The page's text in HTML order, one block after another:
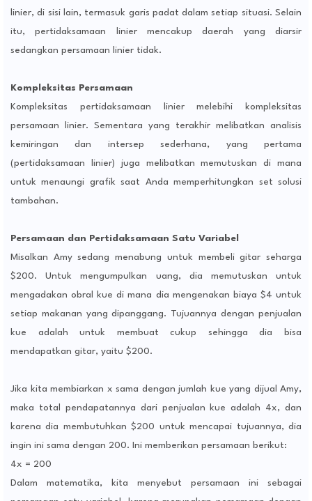
linier, di sisi lain, termasuk garis padat dalam setiap situasi. Selain
itu, pertidaksamaan linier mencakup daerah yang diarsir
sedangkan persamaan linier tidak.
Kompleksitas Persamaan
Kompleksitas pertidaksamaan linier melebihi kompleksitas
persamaan linier. Sementara yang terakhir melibatkan analisis
kemiringan dan intersep sederhana, yang pertama
(pertidaksamaan linier) juga melibatkan memutuskan di mana
untuk menaungi grafik saat Anda memperhitungkan set solusi
tambahan.
Persamaan dan Pertidaksamaan Satu Variabel
Misalkan Amy sedang menabung untuk membeli gitar seharga
$200. Untuk mengumpulkan uang, dia memutuskan untuk
mengadakan obral kue di mana dia mengenakan biaya $4 untuk
setiap makanan yang dipanggang. Tujuannya dengan penjualan
kue adalah untuk membuat cukup sehingga dia bisa
mendapatkan gitar, yaitu $200.
Jika kita membiarkan x sama dengan jumlah kue yang dijual Amy,
maka total pendapatannya dari penjualan kue adalah 4x, dan
karena dia membutuhkan $200 untuk mencapai tujuannya, dia
ingin ini sama dengan 200. Ini memberikan persamaan berikut:
4x = 200
Dalam matematika, kita menyebut persamaan ini sebagai